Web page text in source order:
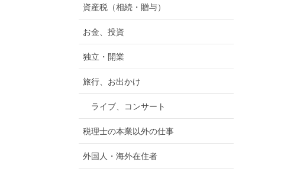
資産税（相続・贈与）
お金、投資
独立・開業
旅行、お出かけ
ライブ、コンサート
税理士の本業以外の仕事
外国人・海外在住者